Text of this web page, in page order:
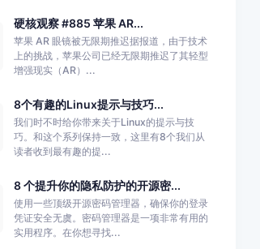
硬核观察 #885 苹果 AR...
苹果 AR 眼镜被无限期推迟据报道，由于技术
上的挑战，苹果公司已经无限期推迟了其轻型
增强现实（AR）...
8个有趣的Linux提示与技巧...
我们时不时给你带来关于Linux的提示与技
巧。和这个系列保持一致，这里有8个我们从
读者收到最有趣的提...
8 个提升你的隐私防护的开源密...
使用一些顶级开源密码管理器，确保你的登录
凭证安全无虞。密码管理器是一项非常有用的
实用程序。在你想寻找...